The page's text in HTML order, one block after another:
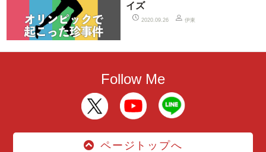
イズ
2020.09.26 伊東
Follow Me
ページトップへ